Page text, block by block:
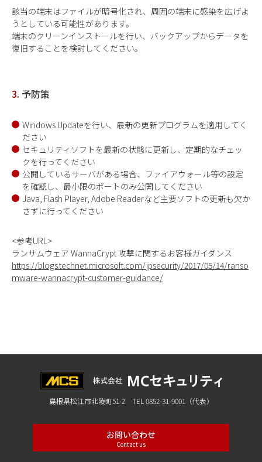
該当の端末はファイルが暗号化され、周囲の端末に感染を広げよ
うとしている可能性があります。
端末のクリーンインストールを行い、バックアップからデータを
復旧することを検討してください。
3. 予防策
Windows Updateを行い、最新の更新プログラムを適用してく
ださい
セキュリティソフトを最新の状態に更新し、定期的なチェッ
クを行ってください
公開しているサーバがある場合、ファイアウォール等の設定
を確認し、最小限のポートのみ公開してください
Java, Flash Player, Adobe Readerなど主要ソフトの更新も欠か
さずに行ってください
<参考URL>
ランサムウェア WannaCrypt 攻撃に関するお客様ガイダンス
https://blogs.technet.microsoft.com/jpsecurity/2017/05/14/ranso
mware-wannacrypt-customer-guidance/
島根県松江市北陵町51-2 TEL 0852-31-9001（代表）
お問い合わせ
Contact us